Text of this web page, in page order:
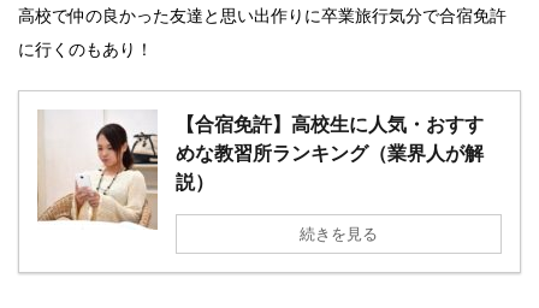
高校で仲の良かった友達と思い出作りに卒業旅行気分で合宿免許
に行くのもあり！
【合宿免許】高校生に人気・おすす
めな教習所ランキング（業界人が解
説）
続きを見る